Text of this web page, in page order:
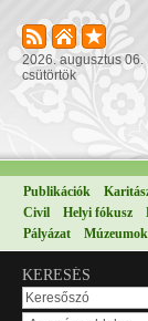
2026. augusztus 06.
csütörtök
Publikációk
Civil
Helyi fókusz
Pályázat
Múzeumok
KERESÉS